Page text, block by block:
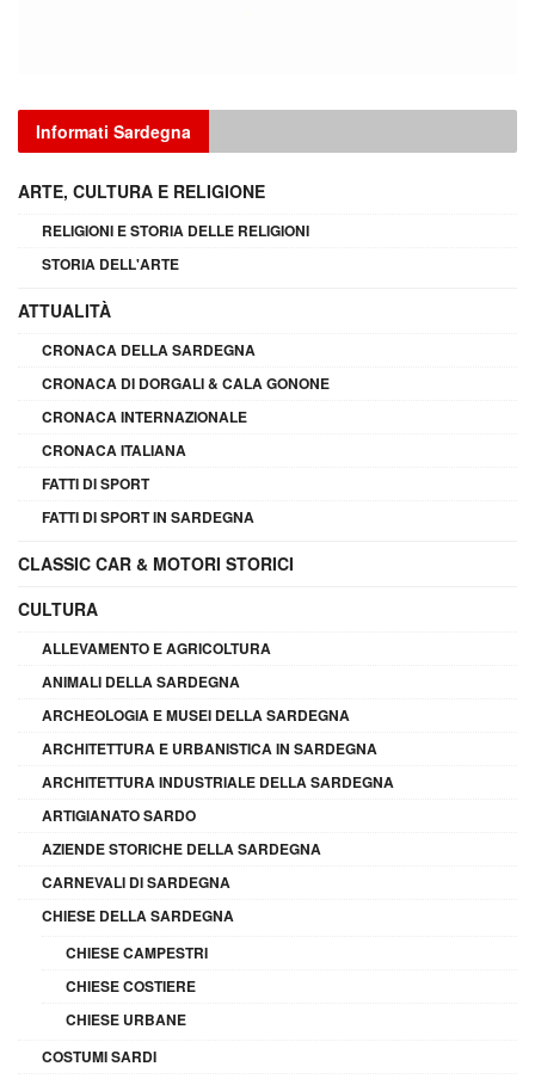
Informati Sardegna
ARTE, CULTURA E RELIGIONE
RELIGIONI E STORIA DELLE RELIGIONI
STORIA DELL'ARTE
ATTUALITÀ
CRONACA DELLA SARDEGNA
CRONACA DI DORGALI & CALA GONONE
CRONACA INTERNAZIONALE
CRONACA ITALIANA
FATTI DI SPORT
FATTI DI SPORT IN SARDEGNA
CLASSIC CAR & MOTORI STORICI
CULTURA
ALLEVAMENTO E AGRICOLTURA
ANIMALI DELLA SARDEGNA
ARCHEOLOGIA E MUSEI DELLA SARDEGNA
ARCHITETTURA E URBANISTICA IN SARDEGNA
ARCHITETTURA INDUSTRIALE DELLA SARDEGNA
ARTIGIANATO SARDO
AZIENDE STORICHE DELLA SARDEGNA
CARNEVALI DI SARDEGNA
CHIESE DELLA SARDEGNA
CHIESE CAMPESTRI
CHIESE COSTIERE
CHIESE URBANE
COSTUMI SARDI